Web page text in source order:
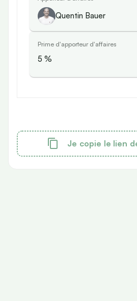
Quentin Bauer
Prime d'apporteur d'affaires
5 %
Je copie le lien